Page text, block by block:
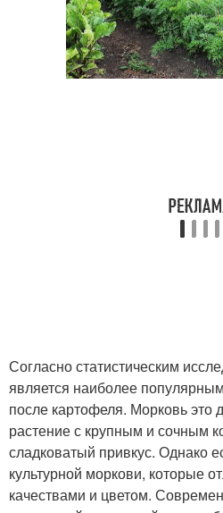
Морковь в духовке
Согласно статистическим
является наиболее
после картофеля. Морковь это
растение с крупным и сочным
сладковатый привкус. Однако
культурной моркови, которые
качествами и цветом.